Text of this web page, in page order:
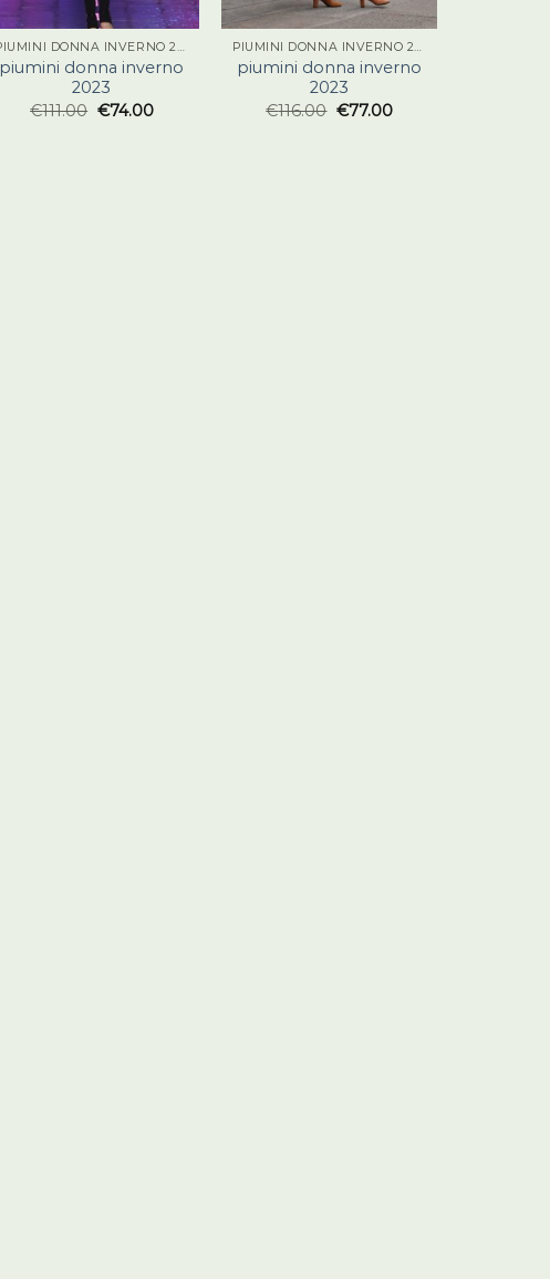
PIUMINI DONNA INVERNO 2023
piumini donna inverno
2023
€111.00 €74.00
PIUMINI DONNA INVERNO 2023
piumini donna inverno
2023
€116.00 €77.00